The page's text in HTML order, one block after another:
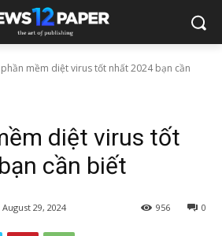
mềm diệt virus tốt nhất 2024 bạn cần
diệt virus tốt
cần biết
August 29, 2024 0
956